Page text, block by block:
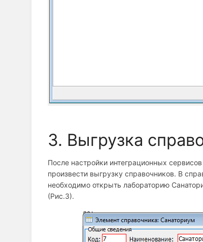
3. Выгрузка
После настройки интеграционных
произвести выгрузку справочников. В
необходимо открыть лабораторию
(Рис.3).